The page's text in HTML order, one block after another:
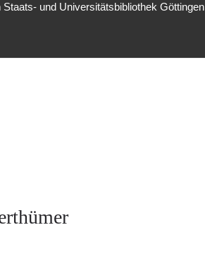
und Universitätsbibliothek Göttingen